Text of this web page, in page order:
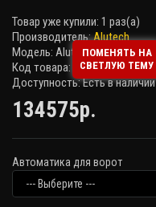
ПОМЕНЯТЬ НА
СВЕТЛУЮ ТЕМУ
Товар уже купили: 1 раз(а)
Производитель:Alutech
Модель: Alutech Trend
Код товара:
Доступность: Есть в наличии
134575р.
Автоматика для ворот